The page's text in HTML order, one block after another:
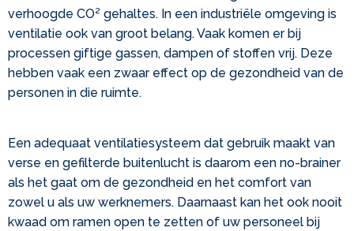
verhoogde CO² gehaltes. In een industriële omgeving is
ventilatie ook van groot belang. Vaak komen er bij
processen giftige gassen, dampen of stoffen vrij. Deze
hebben vaak een zwaar effect op de gezondheid van de
personen in die ruimte.
Een adequaat ventilatiesysteem dat gebruik maakt van
verse en gefilterde buitenlucht is daarom een no-brainer
als het gaat om de gezondheid en het comfort van
zowel u als uw werknemers. Daarnaast kan het ook nooit
kwaad om ramen open te zetten of uw personeel bij